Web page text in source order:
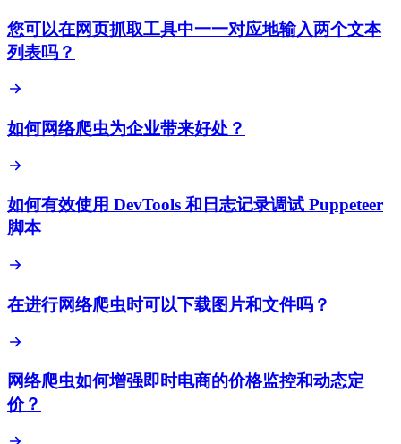
您可以在网页抓取工具中一一对应地输入两个文本
列表吗？
如何网络爬虫为企业带来好处？
如何有效使用 DevTools 和日志记录调试 Puppeteer
脚本
在进行网络爬虫时可以下载图片和文件吗？
网络爬虫如何增强即时电商的价格监控和动态定
价？